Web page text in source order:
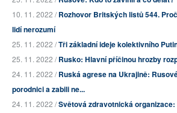
10. 11. 2022 /Rozhovor Britských listů 544.
lidí nerozumí
25. 11. 2022 /Tři základní ideje kolektivního
25. 11. 2022 /Rusko: Hlavní příčinou hrozby
24. 11. 2022 /Ruská agrese na Ukrajině:
porodnici a zabili ne...
24. 11. 2022 /Světová zdravotnická organizace: